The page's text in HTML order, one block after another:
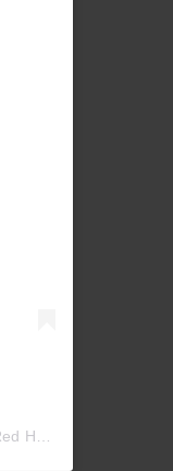
Uma publicação compartilhada por Red Hot Chili Peppers (@chilipeppers)